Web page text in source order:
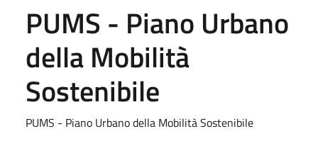
PUMS - Piano Urbano
della Mobilità
Sostenibile
PUMS - Piano Urbano della Mobilità Sostenibile